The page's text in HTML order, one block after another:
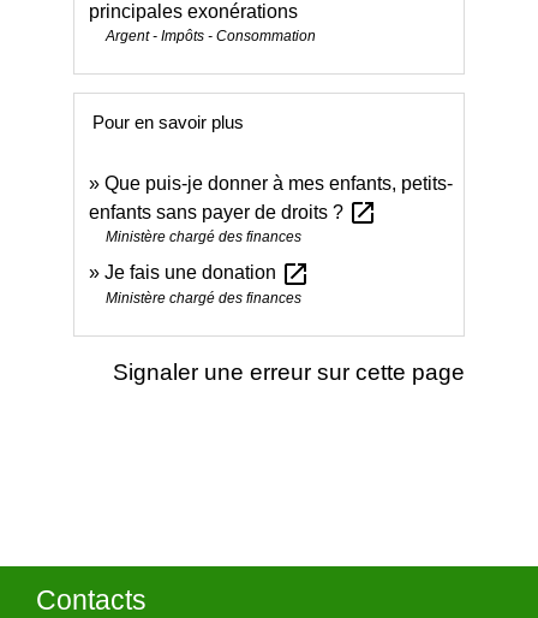
principales exonérations
Argent - Impôts - Consommation
Pour en savoir plus
Que puis-je donner à mes enfants, petits-
enfants sans payer de droits ? open_in_new
Ministère chargé des finances
Je fais une donation open_in_new
Ministère chargé des finances
Signaler une erreur sur cette page
Contacts